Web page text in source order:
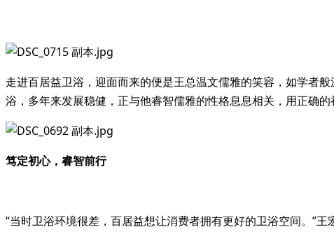
走进百居益卫浴，迎面而来的便是王总温文儒雅的笑容，如学者
浴，多年来发展稳健，正与他睿智儒雅的性格息息相关，用正确
笃定初心，睿智前行
“当时卫浴环境很差，百居益想让消费者拥有更好的卫浴空间。”